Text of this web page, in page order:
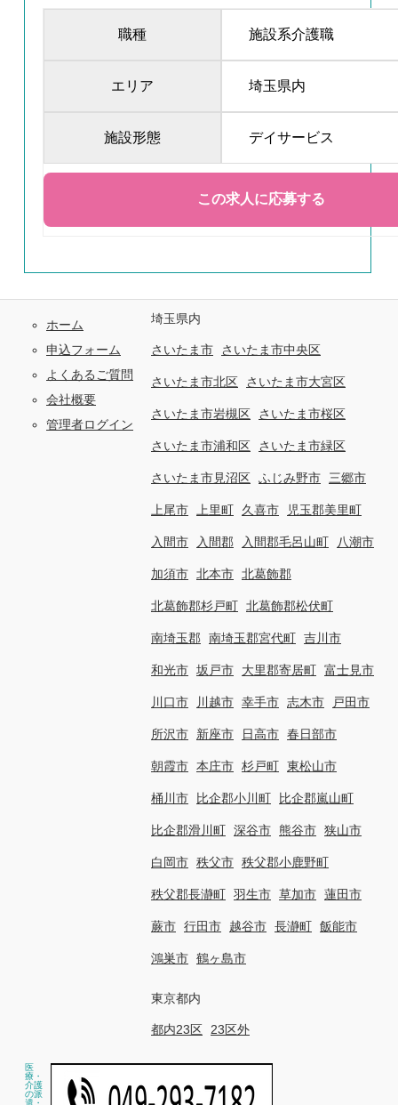
職種 施設系介護職
エリア 埼玉県内
施設形態 デイサービス
ホーム
申込フォーム
よくあるご質問
会社概要
管理者ログイン
埼玉県内
さいたま市 さいたま市中央区
さいたま市北区 さいたま市大宮区
さいたま市岩槻区 さいたま市桜区
さいたま市浦和区 さいたま市緑区
さいたま市見沼区 ふじみ野市 三郷市
上尾市 上里町 久喜市 児玉郡美里町
入間市 入間郡 入間郡毛呂山町 八潮市
加須市 北本市 北葛飾郡
北葛飾郡杉戸町 北葛飾郡松伏町
南埼玉郡 南埼玉郡宮代町 吉川市
和光市 坂戸市 大里郡寄居町 富士見市
川口市 川越市 幸手市 志木市 戸田市
所沢市 新座市 日高市 春日部市
朝霞市 本庄市 杉戸町 東松山市
桶川市 比企郡小川町 比企郡嵐山町
比企郡滑川町 深谷市 熊谷市 狭山市
白岡市 秩父市 秩父郡小鹿野町
秩父郡長瀞町 羽生市 草加市 蓮田市
蕨市 行田市 越谷市 長瀞町 飯能市
鴻巣市 鶴ヶ島市
東京都内
都内23区 23区外
医
療・
介護
の派
遣・